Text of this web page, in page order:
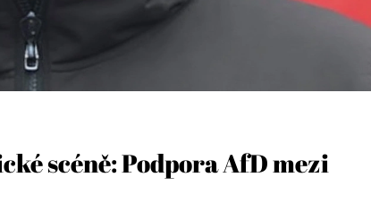
scéně: Podpora AfD mezi